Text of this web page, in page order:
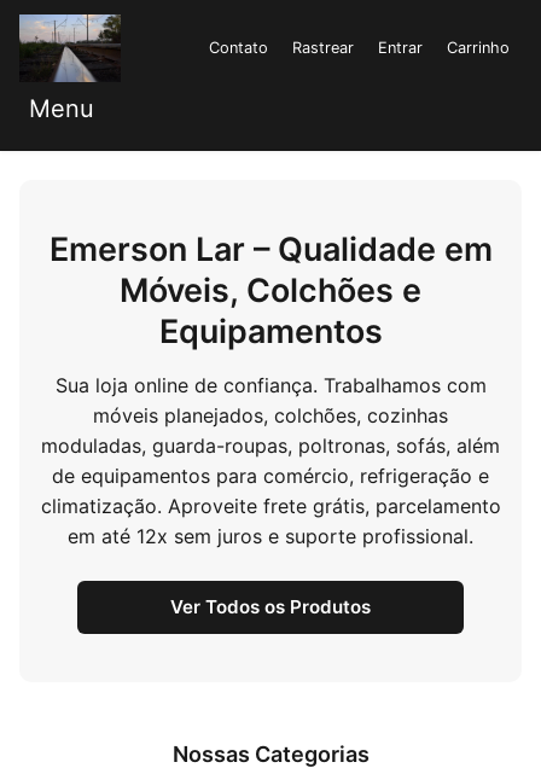
Contato Rastrear Entrar Carrinho
Menu
Emerson Lar – Qualidade em
Móveis, Colchões e
Equipamentos
Sua loja online de confiança. Trabalhamos com
móveis planejados, colchões, cozinhas
moduladas, guarda-roupas, poltronas, sofás, além
de equipamentos para comércio, refrigeração e
climatização. Aproveite frete grátis, parcelamento
em até 12x sem juros e suporte profissional.
Ver Todos os Produtos
Nossas Categorias